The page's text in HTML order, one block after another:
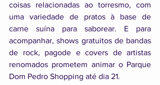
coisas relacionadas ao torresmo, com
uma variedade de pratos à base de
carne suína para saborear. E para
acompanhar, shows gratuitos de bandas
de rock, pagode e covers de artistas
renomados prometem animar o Parque
Dom Pedro Shopping até dia 21.